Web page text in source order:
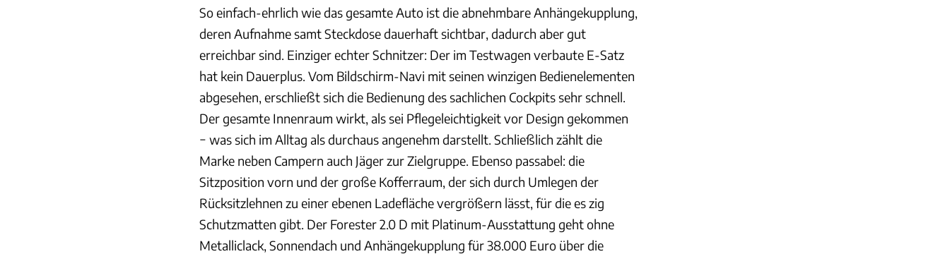
So einfach-ehrlich wie das gesamte Auto ist die abnehmbare Anhängekupplung,
deren Aufnahme samt Steckdose dauerhaft sichtbar, dadurch aber gut
erreichbar sind. Einziger echter Schnitzer: Der im Testwagen verbaute E-Satz
hat kein Dauerplus. Vom Bildschirm-Navi mit seinen winzigen Bedienelementen
abgesehen, erschließt sich die Bedienung des sachlichen Cockpits sehr schnell.
Der gesamte Innenraum wirkt, als sei Pflegeleichtigkeit vor Design gekommen
− was sich im Alltag als durchaus angenehm darstellt. Schließlich zählt die
Marke neben Campern auch Jäger zur Zielgruppe. Ebenso passabel: die
Sitzposition vorn und der große Kofferraum, der sich durch Umlegen der
Rücksitzlehnen zu einer ebenen Ladefläche vergrößern lässt, für die es zig
Schutzmatten gibt. Der Forester 2.0 D mit Platinum-Ausstattung geht ohne
Metalliclack, Sonnendach und Anhängekupplung für 38.000 Euro über die